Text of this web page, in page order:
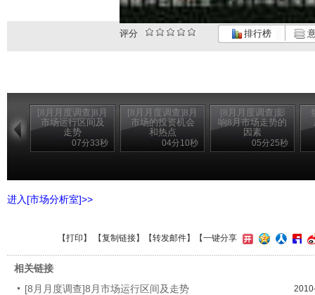
评分 排行榜
[8月月度调查]8月
市场运行区间及
走势
07分33秒
[8月月度调查]8月
市场的投资机会
和热点
04分10秒
[8月月度调查]影
响8月市场走势的
因素
05分25秒
进入[市场分析室]>>
【打印 】 【复制链接】【转发邮件】 【一键分享
相关链接
[8月月度调查]8月市场运行区间及走势